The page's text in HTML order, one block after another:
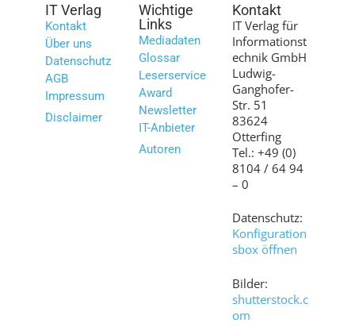
IT Verlag
Kontakt
Über uns
Datenschutz
AGB
Impressum
Disclaimer
Wichtige
Links
Mediadaten
Glossar
Leserservice
Award
Newsletter
IT-Anbieter
Autoren
Kontakt
IT Verlag für
Informationst
echnik GmbH
Ludwig-
Ganghofer-
Str. 51
83624
Otterfing
Tel.: +49 (0)
8104 / 64 94
– 0
Datenschutz:
Konfiguration
sbox öffnen
Bilder:
shutterstock.c
om